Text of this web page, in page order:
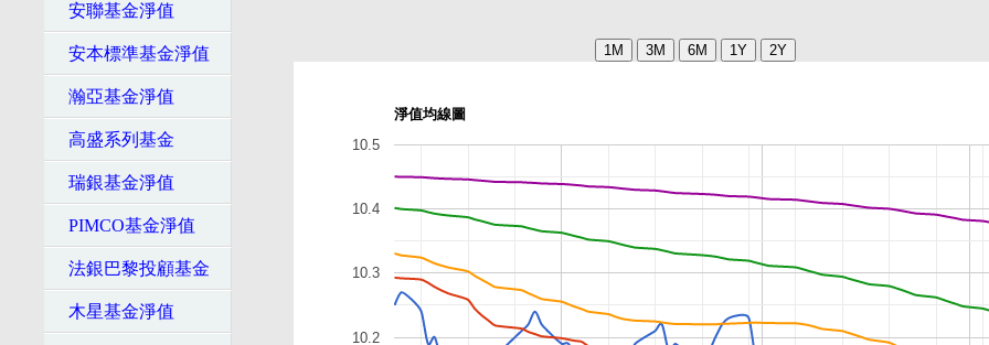
安聯基金淨值
安本標準基金淨值
瀚亞基金淨值
高盛系列基金
瑞銀基金淨值
PIMCO基金淨值
法銀巴黎投顧基金
木星基金淨值
淨值均線圖
10.2
10.3
10.4
10.5